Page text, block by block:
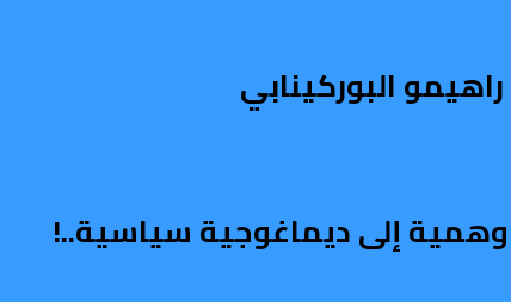
البوركينابي
وهمية إلى ديماغوجية سياسية..!